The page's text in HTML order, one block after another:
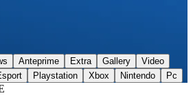
Anteprime Extra Gallery
Video
Playstation Xbox Nintendo Pc